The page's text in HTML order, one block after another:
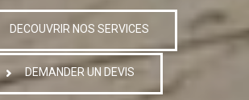
DECOUVRIR NOS SERVICES
DEMANDER UN DEVIS